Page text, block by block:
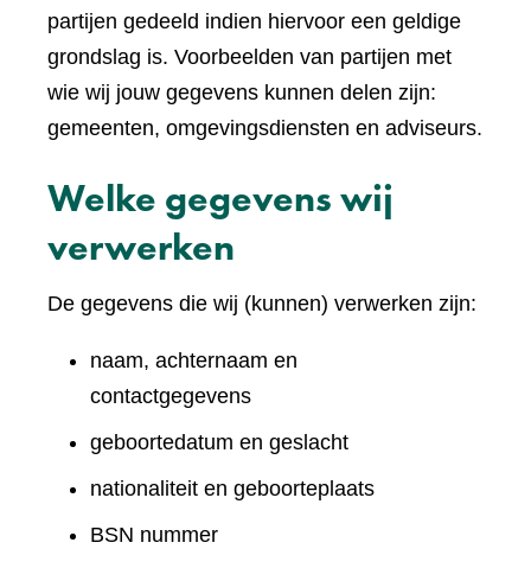
partijen gedeeld indien hiervoor een geldige
grondslag is. Voorbeelden van partijen met
wie wij jouw gegevens kunnen delen zijn:
gemeenten, omgevingsdiensten en adviseurs.
Welke gegevens wij
verwerken
De gegevens die wij (kunnen) verwerken zijn:
naam, achternaam en
contactgegevens
geboortedatum en geslacht
nationaliteit en geboorteplaats
BSN nummer